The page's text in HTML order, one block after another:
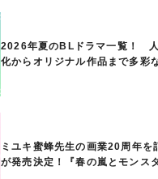
2026年夏のBLドラマ一覧！
化からオリジナル作品まで多彩
ミユキ蜜蜂先生の画業20周年を
が発売決定！『春の嵐とモンス